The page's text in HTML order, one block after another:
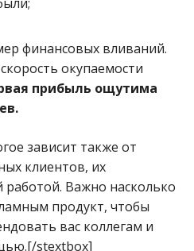
финансовых вливаний.
окупаемости
прибыль ощутима
зависит также от
клиентов, их
Важно насколько
продукт, чтобы
вас коллегам и
stextbox]